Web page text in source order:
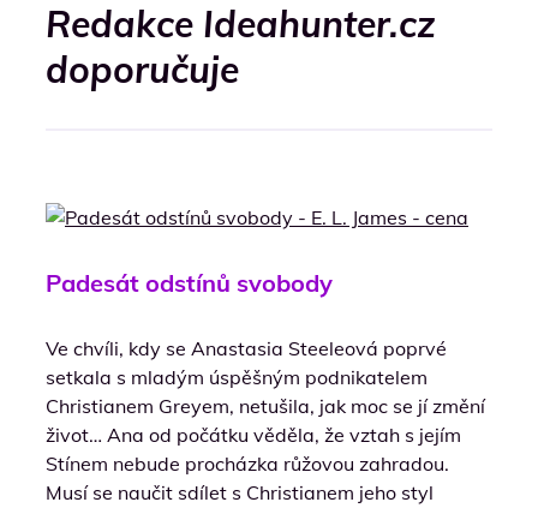
Redakce Ideahunter.cz
doporučuje
Padesát odstínů svobody
Ve chvíli, kdy se Anastasia Steeleová poprvé
setkala s mladým úspěšným podnikatelem
Christianem Greyem, netušila, jak moc se jí změní
život… Ana od počátku věděla, že vztah s jejím
Stínem nebude procházka růžovou zahradou.
Musí se naučit sdílet s Christianem jeho styl